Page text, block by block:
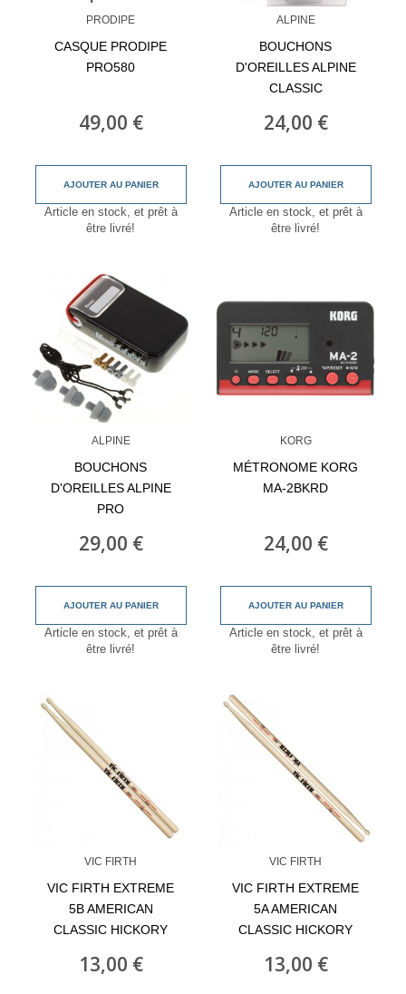
PRODIPE
CASQUE PRODIPE
PRO580
49,00 €
AJOUTER AU PANIER
Article en stock, et prêt à
être livré!
ALPINE
BOUCHONS
D'OREILLES ALPINE
CLASSIC
24,00 €
AJOUTER AU PANIER
Article en stock, et prêt à
être livré!
ALPINE
BOUCHONS
D'OREILLES ALPINE
PRO
29,00 €
AJOUTER AU PANIER
Article en stock, et prêt à
être livré!
KORG
MÉTRONOME KORG
MA-2BKRD
24,00 €
AJOUTER AU PANIER
Article en stock, et prêt à
être livré!
VIC FIRTH
VIC FIRTH EXTREME
5B AMERICAN
CLASSIC HICKORY
13,00 €
VIC FIRTH
VIC FIRTH EXTREME
5A AMERICAN
CLASSIC HICKORY
13,00 €